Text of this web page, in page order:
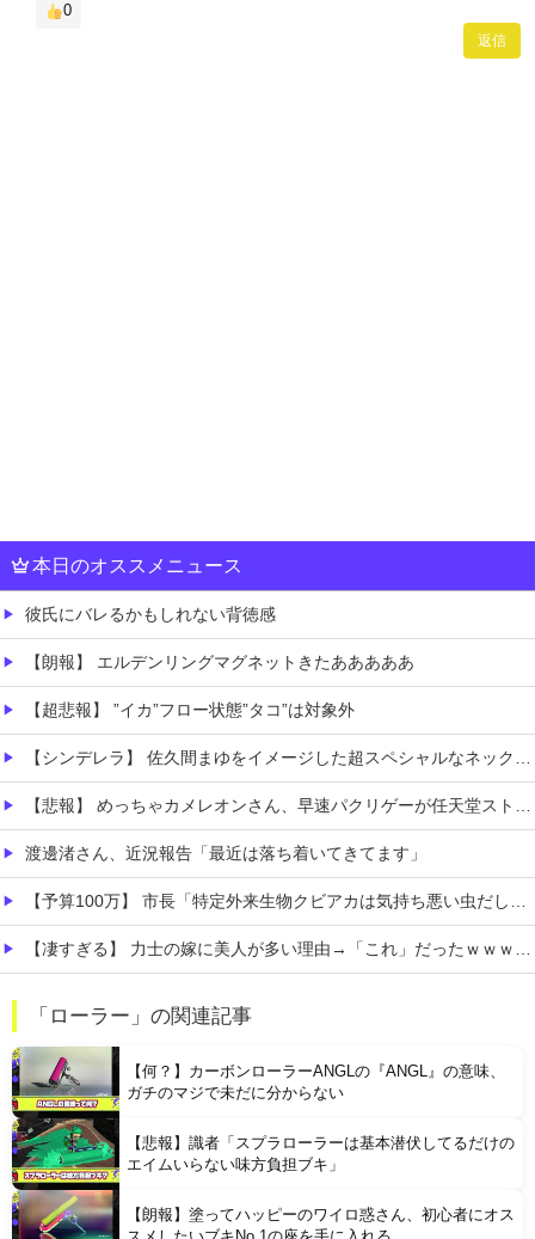
0
返信
本日のオススメニュース
彼氏にバレるかもしれない背徳感
【朗報】 エルデンリングマグネットきたあああああ
【超悲報】 ”イカ”フロー状態”タコ”は対象外
【シンデレラ】 佐久間まゆをイメージした超スペシャルなネックレスが登場する件について
【悲報】 めっちゃカメレオンさん、早速パクリゲーが任天堂ストアに登場してしまう……
渡邊渚さん、近況報告「最近は落ち着いてきてます」
【予算100万】 市長「特定外来生物クビアカは気持ち悪い虫だしそんな需要ないと思う」1匹300円相当の報奨金→初日に42万取られ焦り
【凄すぎる】 力士の嫁に美人が多い理由→「これ」だったｗｗｗｗｗｗｗ
ボケて史上最強の作品 【画像】ボケて史上最強の作品、ついに決まるｗｗｗｗｗｗｗｗ
Powered by livedoor 相互RSS
「ローラー」の関連記事
【何？】カーボンローラーANGLの『ANGL』の意味、
ガチのマジで未だに分からない
【悲報】識者「スプラローラーは基本潜伏してるだけの
エイムいらない味方負担ブキ」
【朗報】塗ってハッピーのワイロ惑さん、初心者にオス